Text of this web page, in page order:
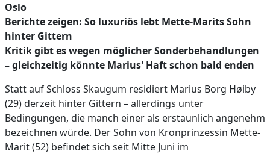
Oslo
Berichte zeigen: So luxuriös lebt Mette-Marits Sohn
hinter Gittern
Kritik gibt es wegen möglicher Sonderbehandlungen
– gleichzeitig könnte Marius' Haft schon bald enden
Statt auf Schloss Skaugum residiert Marius Borg Høiby
(29) derzeit hinter Gittern – allerdings unter
Bedingungen, die manch einer als erstaunlich angenehm
bezeichnen würde. Der Sohn von Kronprinzessin Mette-
Marit (52) befindet sich seit Mitte Juni im